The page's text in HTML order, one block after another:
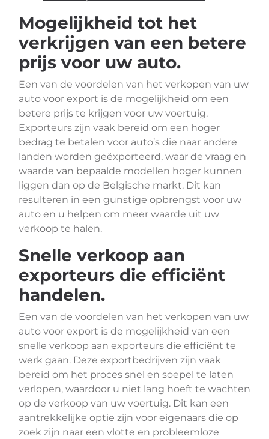
Mogelijkheid tot het
verkrijgen van een betere
prijs voor uw auto.
Een van de voordelen van het verkopen van uw
auto voor export is de mogelijkheid om een
betere prijs te krijgen voor uw voertuig.
Exporteurs zijn vaak bereid om een hoger
bedrag te betalen voor auto’s die naar andere
landen worden geëxporteerd, waar de vraag en
waarde van bepaalde modellen hoger kunnen
liggen dan op de Belgische markt. Dit kan
resulteren in een gunstige opbrengst voor uw
auto en u helpen om meer waarde uit uw
verkoop te halen.
Snelle verkoop aan
exporteurs die efficiënt
handelen.
Een van de voordelen van het verkopen van uw
auto voor export is de mogelijkheid van een
snelle verkoop aan exporteurs die efficiënt te
werk gaan. Deze exportbedrijven zijn vaak
bereid om het proces snel en soepel te laten
verlopen, waardoor u niet lang hoeft te wachten
op de verkoop van uw voertuig. Dit kan een
aantrekkelijke optie zijn voor eigenaars die op
zoek zijn naar een vlotte en probleemloze